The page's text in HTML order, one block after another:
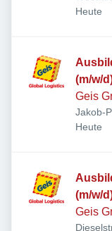
Heute
(m/w/
Geis
Jakob-
Heute
(m/w/
Geis